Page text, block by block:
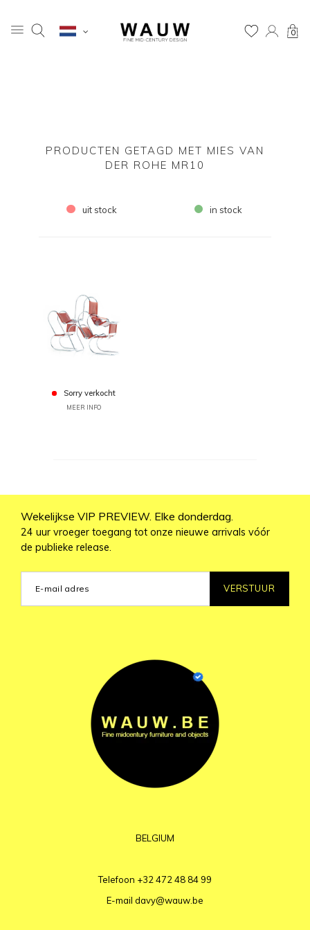
0
PRODUCTEN GETAGD MET MIES VAN
DER ROHE MR10
uit stock in stock
Sorry verkocht
MEER INFO
Wekelijkse VIP PREVIEW. Elke donderdag.
24 uur vroeger toegang tot onze nieuwe arrivals vóór
de publieke release.
VERSTUUR
BELGIUM
Telefoon +32 472 48 84 99
E-mail davy@wauw.be